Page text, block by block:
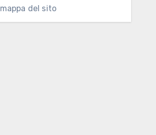
mappa del sito